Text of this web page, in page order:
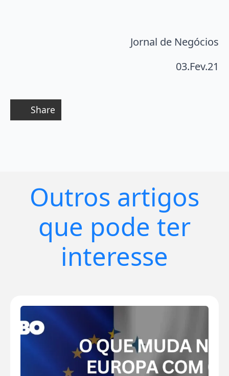
Jornal de Negócios
03.Fev.21
Share
Outros artigos
que pode ter
interesse